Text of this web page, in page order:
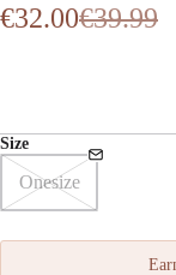
€39.99
€32.00Huidige
Size
Onesize